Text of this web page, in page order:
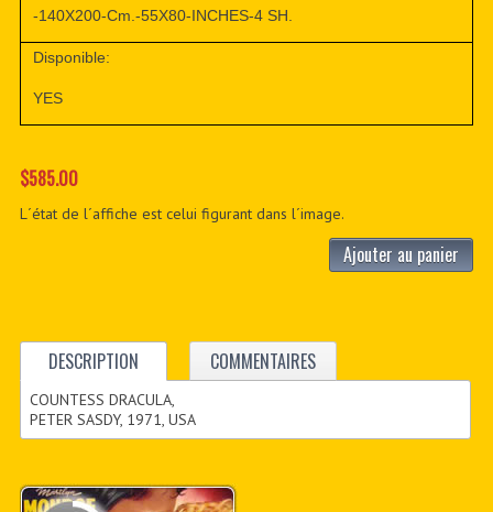
-140X200-Cm.-55X80-INCHES-4 SH.
Disponible:
YES
$585.00
L´état de l´affiche est celui figurant dans l´image.
Ajouter au panier
DESCRIPTION COMMENTAIRES
COUNTESS DRACULA,
PETER SASDY, 1971, USA